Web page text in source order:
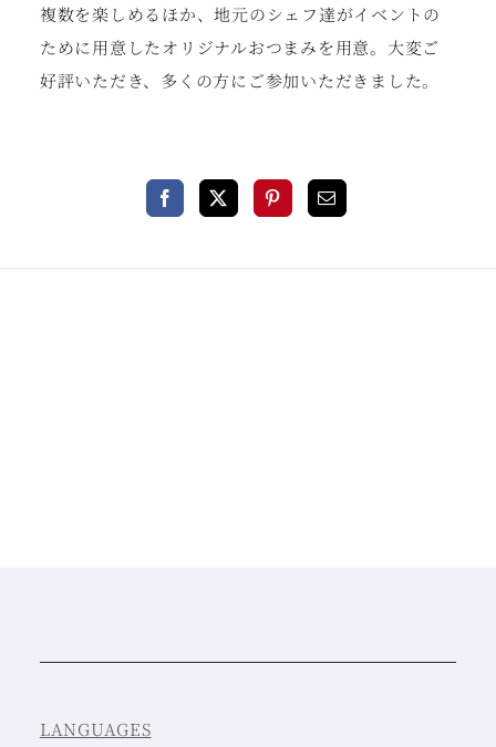
複数を楽しめるほか、地元のシェフ達がイベントの
ために用意したオリジナルおつまみを用意。大変ご
好評いただき、多くの方にご参加いただきました。
LANGUAGES